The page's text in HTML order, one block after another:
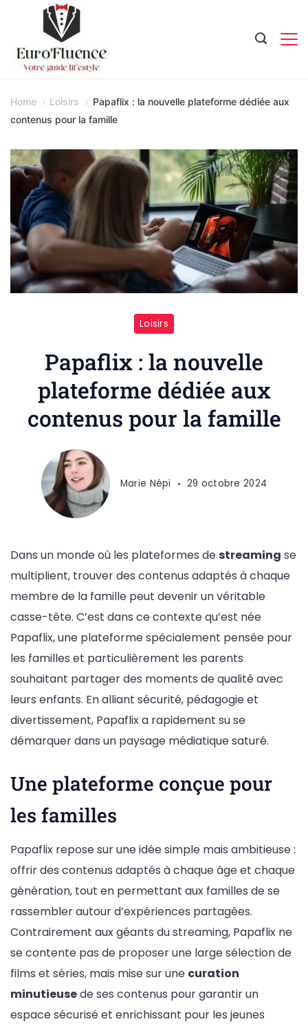
content
Home Loisirs
Papaflix : la nouvelle plateforme dédiée aux
contenus pour la famille
Loisirs
Papaflix : la nouvelle
plateforme dédiée aux
contenus pour la famille
Marie Népi 29 octobre 2024
Dans un monde où les plateformes de streaming se
multiplient, trouver des contenus adaptés à chaque
membre de la famille peut devenir un véritable
casse-tête. C’est dans ce contexte qu’est née
Papaflix, une plateforme spécialement pensée pour
les familles et particulièrement les parents
souhaitant partager des moments de qualité avec
leurs enfants. En alliant sécurité, pédagogie et
divertissement, Papaflix a rapidement su se
démarquer dans un paysage médiatique saturé.
Une plateforme conçue pour
les familles
Papaflix repose sur une idée simple mais ambitieuse :
offrir des contenus adaptés à chaque âge et chaque
génération, tout en permettant aux familles de se
rassembler autour d’expériences partagées.
Contrairement aux géants du streaming, Papaflix ne
se contente pas de proposer une large sélection de
films et séries, mais mise sur une curation
minutieusede ses contenus pour garantir un
espace sécurisé et enrichissant pour les jeunes